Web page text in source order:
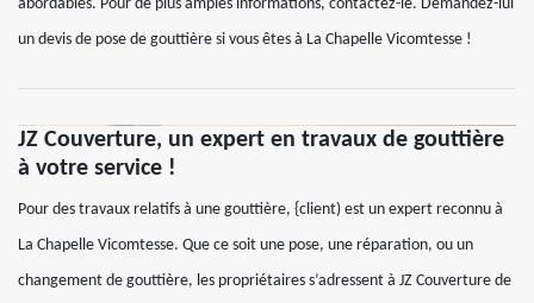
abordables. Pour de plus amples informations, contactez-le. Demandez-lui
un devis de pose de gouttière si vous êtes à La Chapelle Vicomtesse !
JZ Couverture, un expert en travaux de gouttière
à votre service !
Pour des travaux relatifs à une gouttière, {client) est un expert reconnu à
La Chapelle Vicomtesse. Que ce soit une pose, une réparation, ou un
changement de gouttière, les propriétaires s’adressent à JZ Couverture de